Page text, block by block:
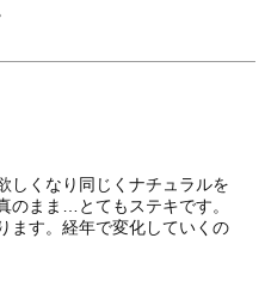
しくなり同じくナチュラルを
のまま…とてもステキです。
ます。経年で変化していくの